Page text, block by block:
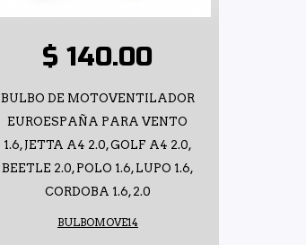
$ 140.00
BULBO DE MOTOVENTILADOR
EUROESPAÑA PARA VENTO
1.6, JETTA A4 2.0, GOLF A4 2.0,
BEETLE 2.0, POLO 1.6, LUPO 1.6,
CORDOBA 1.6, 2.0
BULBOMOVE14